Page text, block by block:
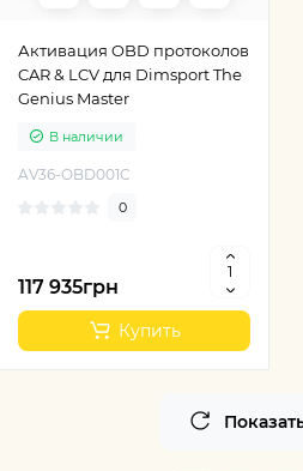
Активация OBD протоколов
CAR & LCV для Dimsport The
Genius Master
В наличии
AV36-OBD001C
0
117 935грн
Купить